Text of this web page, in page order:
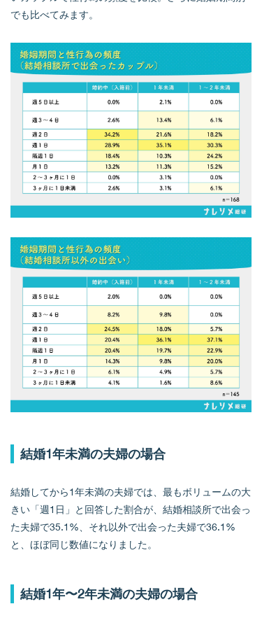
でも比べてみます。
結婚1年未満の夫婦の場合
結婚してから1年未満の夫婦では、最もボリュームの大
きい「週1日」と回答した割合が、結婚相談所で出会っ
た夫婦で35.1%、それ以外で出会った夫婦で36.1%
と、ほぼ同じ数値になりました。
結婚1年〜2年未満の夫婦の場合